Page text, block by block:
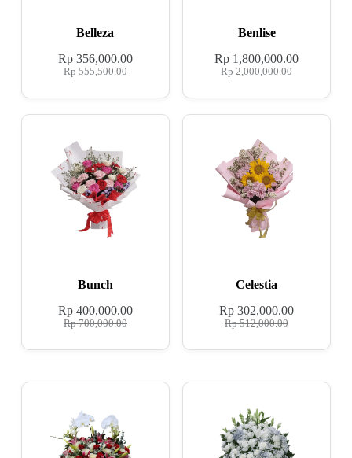
Belleza
Rp555,500.00
Rp356,000.00
Benlise
Rp2,000,000.00
Rp 1,800,000.00
Bunch
Rp700,000.00
Rp400,000.00
Celestia
Rp512,000.00
Rp 302,000.00